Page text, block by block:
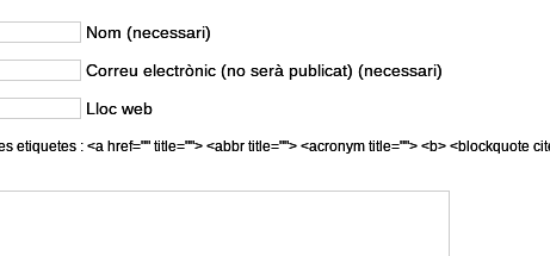
Nom (necessari)
Correu electrònic (no serà publicat) (necessari)
Lloc web
etiquetes : <a href="" title=""> <abbr title=""> <acronym title=""> <b> <blockquote